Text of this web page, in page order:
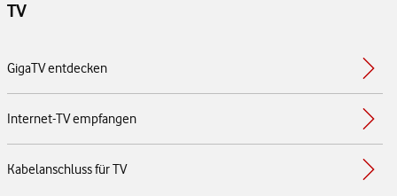
TV
GigaTV entdecken
Internet-TV empfangen
Kabelanschluss für TV